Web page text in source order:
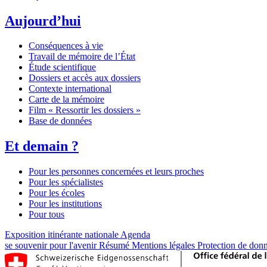
Aujourd’hui
Conséquences à vie
Travail de mémoire de l’État
Étude scientifique
Dossiers et accès aux dossiers
Contexte international
Carte de la mémoire
Film « Ressortir les dossiers »
Base de données
Et demain ?
Pour les personnes concernées et leurs proches
Pour les spécialistes
Pour les écoles
Pour les institutions
Pour tous
Exposition itinérante nationale Agenda
se souvenir pour l'avenirRésumé Mentions légales Protection de